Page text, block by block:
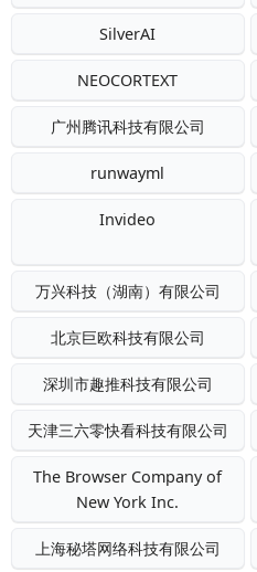
SilverAI
NEOCORTEXT
广州腾讯科技有限公司
runwayml
Invideo
万兴科技（湖南）有限公司
北京巨欧科技有限公司
深圳市趣推科技有限公司
天津三六零快看科技有限公司
The Browser Company of
New York Inc.
上海秘塔网络科技有限公司